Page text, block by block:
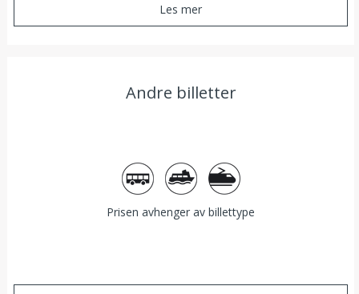
Les mer
Andre billetter
Buss Båt Tog
Prisen avhenger av billettype